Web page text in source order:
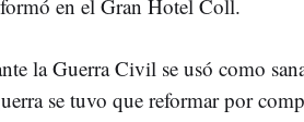
en el Gran Hotel Coll.
la Guerra Civil se usó como
se tuvo que reformar por